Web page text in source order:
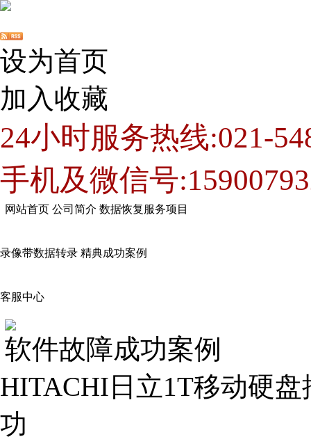
设为首页
加入收藏
24小时服务热线:021-
手机及微信号
网站首页 公司简介 数据恢复服务项目
录像带数据转录 精典成功案例
客服中心
软件故障成功案例
HITACHI日立1T移动硬
功